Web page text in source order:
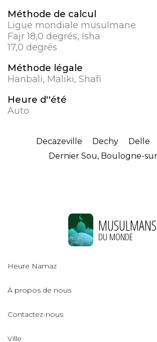
Méthode de calcul
Ligue mondiale musulmane
Fajr 18,0 degrés, Isha
17,0 degrés
Méthode légale
Hanbali, Maliki, Shafi
Heure d''été
Auto
Decazeville Dechy Delle
Dernier Sou, Boulogne-
MUSULMANS
DU MONDE
Heure Namaz
À propos de nous
Contactez-nous
Ville